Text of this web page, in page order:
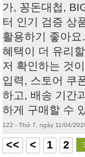
가, 꽁돈대첩,
터 인기 검증 상
활용하기 좋아
혜택이 더 유리
저 확인하는 것
입력, 스토어 쿠
하고, 배송 기간
하게 구매할 수
122 - Thứ 7, ngày 11/04/
<< < 1 2